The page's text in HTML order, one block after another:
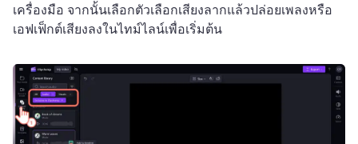
เครื่องมือ จากนั้นเลือกตัวเลือกเสียงลากแล้วปล่อยเพลงหรือ
เอฟเฟ็กต์เสียงลงในไทม์ไลน์เพื่อเริ่มต้น